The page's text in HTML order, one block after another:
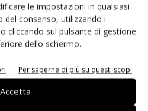
le impostazioni in qualsiasi
consenso, utilizzando i
cliccando sul pulsante di gestione
dello schermo.
Per saperne di più su questi scopi
Accetta
stato solido per
industriale